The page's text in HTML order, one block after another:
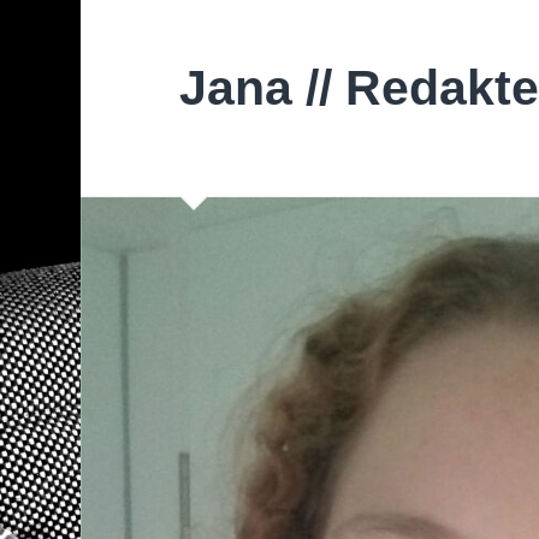
Jana //